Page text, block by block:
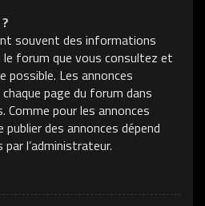
souvent des informations
forum que vous consultez et
possible. Les annonces
page du forum dans
Comme pour les annonces
des annonces dépend
l’administrateur.